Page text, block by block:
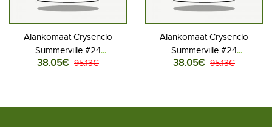
Alankomaat Crysencio
Summerville #24
Jalkapallovaatteet Naisten
38.05€ 95.13€
Alankomaat Crysencio
Summerville #24
Jalkapallovaatteet Naisten
38.05€ 95.13€